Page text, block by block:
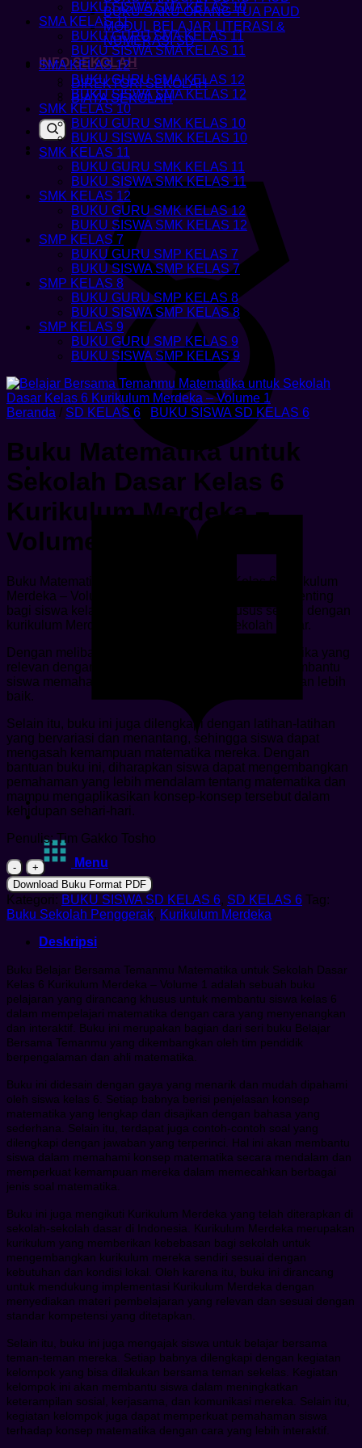
BUKU SAKU ORANG TUA PAUD
MODUL BELAJAR LITERASI &
NUMERASI SD
INFO SEKOLAH
DIREKTORI SEKOLAH
BIAYA SEKOLAH
Menu
BUKU SISWA SMA KELAS 10
SMA KELAS 11
BUKU GURU SMA KELAS 11
BUKU SISWA SMA KELAS 11
SMA KELAS 12
BUKU GURU SMA KELAS 12
BUKU SISWA SMA KELAS 12
SMK KELAS 10
BUKU GURU SMK KELAS 10
BUKU SISWA SMK KELAS 10
SMK KELAS 11
BUKU GURU SMK KELAS 11
BUKU SISWA SMK KELAS 11
SMK KELAS 12
BUKU GURU SMK KELAS 12
BUKU SISWA SMK KELAS 12
SMP KELAS 7
BUKU GURU SMP KELAS 7
BUKU SISWA SMP KELAS 7
SMP KELAS 8
BUKU GURU SMP KELAS 8
BUKU SISWA SMP KELAS 8
SMP KELAS 9
BUKU GURU SMP KELAS 9
BUKU SISWA SMP KELAS 9
Beranda / SD KELAS 6 BUKU SISWA SD KELAS 6
Buku Matematika untuk
Sekolah Dasar Kelas 6
Kurikulum Merdeka –
Volume 1
Buku Matematika untuk Sekolah Dasar Kelas 6 Kurikulum
Merdeka – Volume 1 adalah sumber belajar yang penting
bagi siswa kelas 6. Buku ini didesain khusus sesuai dengan
kurikulum Merdeka yang diterapkan di sekolah dasar.
Dengan melibatkan berbagai macam topik matematika yang
relevan dengan kehidupan sehari-hari, buku ini membantu
siswa memahami konsep-konsep matematika dengan lebih
baik.
Selain itu, buku ini juga dilengkapi dengan latihan-latihan
yang bervariasi dan menantang, sehingga siswa dapat
mengasah kemampuan matematika mereka. Dengan
bantuan buku ini, diharapkan siswa dapat mengembangkan
pemahaman yang lebih mendalam tentang matematika dan
mampu mengaplikasikan konsep-konsep tersebut dalam
kehidupan sehari-hari.
Penulis: Tim Gakko Tosho
Kuantitas
Buku
Matematika
untuk
Sekolah
Dasar
Kelas
6
Kurikulum
Merdeka
–
Volume
1
Download Buku Format PDF
Kategori: BUKU SISWA SD KELAS 6, SD KELAS 6 Tag:
Buku Sekolah Penggerak, Kurikulum Merdeka
Deskripsi
Buku Belajar Bersama Temanmu Matematika untuk Sekolah Dasar
Kelas 6 Kurikulum Merdeka – Volume 1 adalah sebuah buku
pelajaran yang dirancang khusus untuk membantu siswa kelas 6
dalam mempelajari matematika dengan cara yang menyenangkan
dan interaktif. Buku ini merupakan bagian dari seri buku Belajar
Bersama Temanmu yang dikembangkan oleh tim pendidik
berpengalaman dan ahli matematika.
Buku ini didesain dengan gaya yang menarik dan mudah dipahami
oleh siswa kelas 6. Setiap babnya berisi penjelasan konsep
matematika yang lengkap dan disajikan dengan bahasa yang
sederhana. Selain itu, terdapat juga contoh-contoh soal yang
dilengkapi dengan jawaban yang terperinci. Hal ini akan membantu
siswa dalam memahami konsep matematika secara mendalam dan
memperkuat kemampuan mereka dalam memecahkan berbagai
jenis soal matematika.
Buku ini juga mengikuti Kurikulum Merdeka yang telah diterapkan di
sekolah-sekolah dasar di Indonesia. Kurikulum Merdeka merupakan
kurikulum yang memberikan kebebasan bagi sekolah untuk
mengembangkan kurikulum mereka sendiri sesuai dengan
kebutuhan dan kondisi lokal. Oleh karena itu, buku ini dirancang
untuk mendukung implementasi Kurikulum Merdeka dengan
menyediakan materi pembelajaran yang relevan dan sesuai dengan
standar kompetensi yang ditetapkan.
Selain itu, buku ini juga mengajak siswa untuk belajar bersama
teman-teman mereka. Setiap babnya dilengkapi dengan kegiatan
kelompok yang bisa dilakukan bersama teman sekelas. Kegiatan
kelompok ini akan membantu siswa dalam meningkatkan
keterampilan sosial, kerjasama, dan komunikasi mereka. Selain itu,
kegiatan kelompok juga dapat memperkuat pemahaman siswa
terhadap konsep matematika dengan cara yang lebih interaktif.